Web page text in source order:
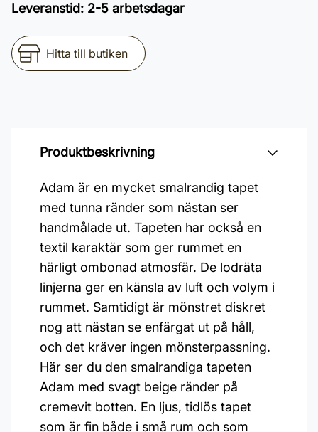
Leveranstid: 2-5 arbetsdagar
Hitta till butiken
Produktbeskrivning
Adam är en mycket smalrandig tapet
med tunna ränder som nästan ser
handmålade ut. Tapeten har också en
textil karaktär som ger rummet en
härligt ombonad atmosfär. De lodräta
linjerna ger en känsla av luft och volym i
rummet. Samtidigt är mönstret diskret
nog att nästan se enfärgat ut på håll,
och det kräver ingen mönsterpassning.
Här ser du den smalrandiga tapeten
Adam med svagt beige ränder på
cremevit botten. En ljus, tidlös tapet
som är fin både i små rum och som